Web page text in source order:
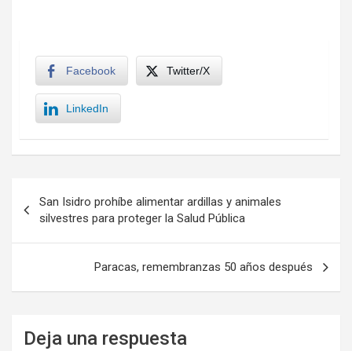
Facebook Twitter/X
LinkedIn
de
entradas
San Isidro prohíbe alimentar ardillas y animales
silvestres para proteger la Salud Pública
Paracas, remembranzas 50 años después
Deja una respuesta